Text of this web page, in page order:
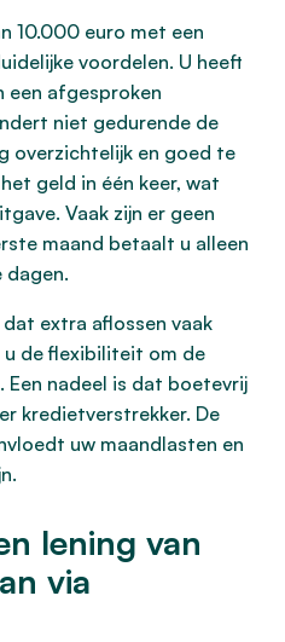
10.000 euro met een
voordelen. U heeft
een afgesproken
niet gedurende de
overzichtelijk en goed te
geld in één keer, wat
Vaak zijn er geen
maand betaalt u alleen
extra aflossen vaak
de flexibiliteit om de
Een nadeel is dat boetevrij
kredietverstrekker. De
uw maandlasten en
lening van
via